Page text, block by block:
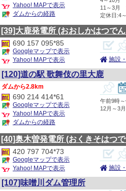
11～3月
定休日:4
Yahoo! MAPで表示
ダムからの経路
[39]大鹿発電所 (おおしかはつで
施設
690 157 095*85
Googleマップで表示
Yahoo! MAPで表示
[120]道の駅 歌舞伎の里大鹿
午前9時
12月～3
2.8km
690 214 414*61
Googleマップで表示
Yahoo! MAPで表示
ダムからの経路
[40]奥木曽発電所 (おくきそはつ
施設
420 797 704*73
Googleマップで表示
Yahoo! MAPで表示
[107]味噌川ダム管理所